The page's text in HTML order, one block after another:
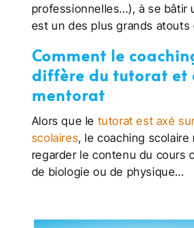
professionnelles…), à se bâtir
est un des plus grands atouts
Comment le
diffère du tutorat et
mentorat
Alors que le tutorat est axé
scolaires, le coaching scolaire
regarder le contenu du cours
de biologie ou de physique…